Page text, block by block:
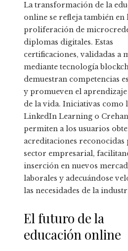
La transformación de la
online se refleja también en
proliferación de
diplomas digitales. Estas
certificaciones, validadas a
mediante tecnología
demuestran competencias
y promueven el
de la vida. Iniciativas como
LinkedIn Learning o
permiten a los usuarios
acreditaciones reconocidas
sector empresarial,
inserción en nuevos
laborales y adecuándose
las necesidades de la
El futuro de la
educación online